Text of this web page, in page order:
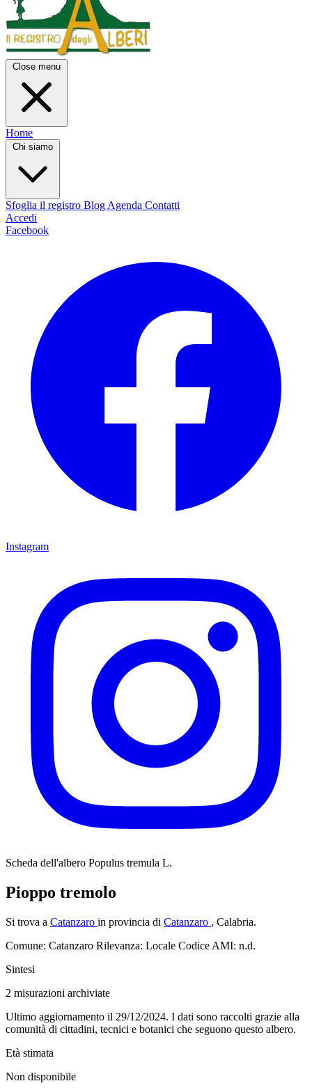
Close menu
Home
Chi siamo
Sfoglia il registro Blog Agenda Contatti
Accedi
Facebook
Instagram
Scheda dell'albero Populus tremula L.
Pioppo tremolo
Si trova a Catanzaro in provincia di Catanzaro , Calabria.
Comune: Catanzaro Rilevanza: Locale Codice AMI: n.d.
Sintesi
2 misurazioni archiviate
Ultimo aggiornamento il 29/12/2024. I dati sono raccolti grazie alla
comunità di cittadini, tecnici e botanici che seguono questo albero.
Età stimata
Non disponibile